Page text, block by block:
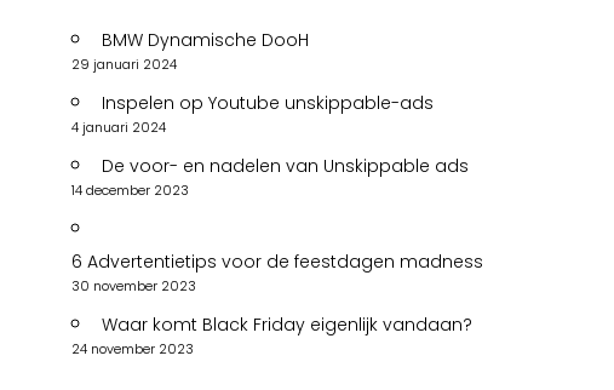
BMW Dynamische DooH
29 januari 2024
Inspelen op Youtube unskippable-ads
4 januari 2024
De voor- en nadelen van Unskippable ads
14 december 2023
6 Advertentietips voor de feestdagen madness
30 november 2023
Waar komt Black Friday eigenlijk vandaan?
24 november 2023